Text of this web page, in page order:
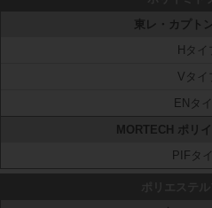
東レ・カプト
Hタイ
Vタイ
ENタ
MORTECH ポリ
PIFタ